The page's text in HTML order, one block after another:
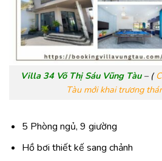
Villa 34 Võ Thị Sáu Vũng Tàu– (
Tàu mới khai trương
5 Phòng ngủ, 9 giường
Hồ bơi thiết kế sang chảnh